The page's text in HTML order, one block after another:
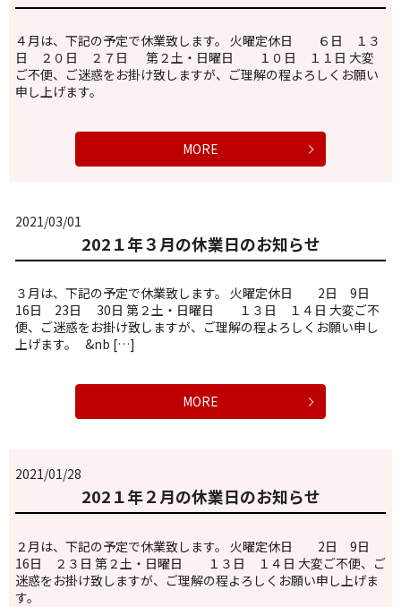
４月は、下記の予定で休業致します。 火曜定休日 ６日 １３
日 ２０日 ２７日 第２土・日曜日 １０日 １１日 大変
ご不便、ご迷惑をお掛け致しますが、ご理解の程よろしくお願い
申し上げます。
MORE
2021/03/01
202１年３月の休業日のお知らせ
３月は、下記の予定で休業致します。 火曜定休日 2日 9日
16日 23日 30日 第２土・日曜日 １３日 １４日 大変ご不
便、ご迷惑をお掛け致しますが、ご理解の程よろしくお願い申し
上げます。 &nb […]
MORE
2021/01/28
202１年２月の休業日のお知らせ
２月は、下記の予定で休業致します。 火曜定休日 2日 9日
16日 ２３日 第２土・日曜日 １３日 １４日 大変ご不便、ご
迷惑をお掛け致しますが、ご理解の程よろしくお願い申し上げま
す。